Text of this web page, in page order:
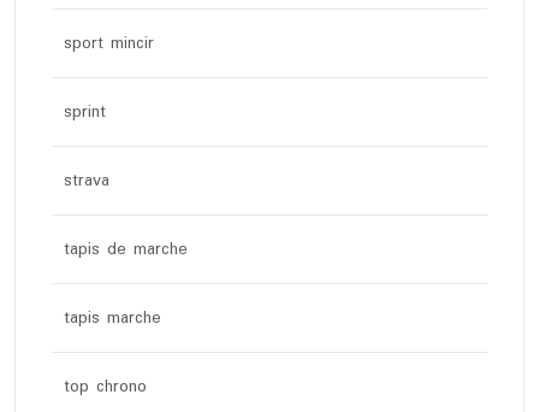
sport mincir
sprint
strava
tapis de marche
tapis marche
top chrono